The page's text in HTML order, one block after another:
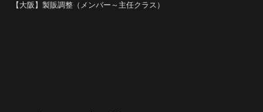
【大阪】製販調整（メンバー～主任クラス）